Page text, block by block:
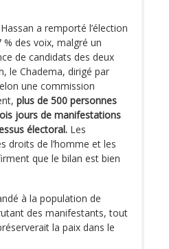
a remporté l’élection
des voix, malgré un
de candidats des deux
le Chadema, dirigé par
une commission
plus de 500 personnes
jours de manifestations
électoral. Les
droits de l’homme et les
que le bilan est bien
à la population de
des manifestants, tout
la paix dans le